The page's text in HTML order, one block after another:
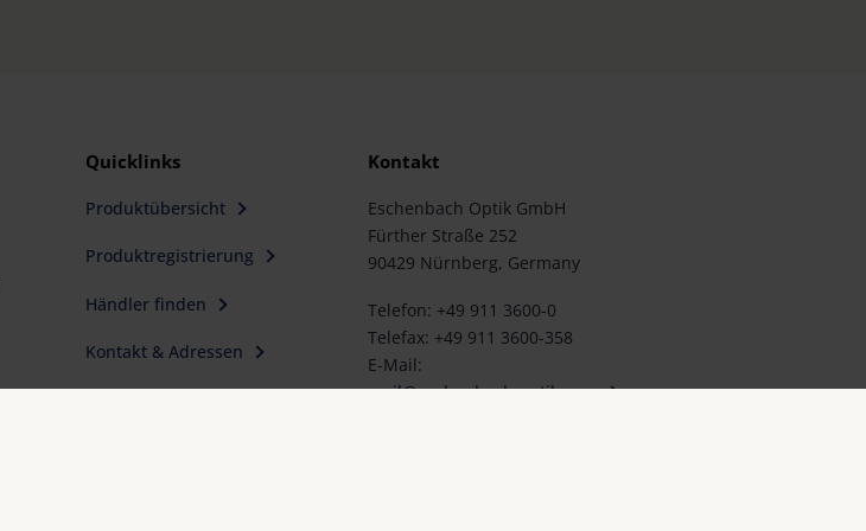
Quicklinks
Produktübersicht
Produktregistrierung
Händler finden
Kontakt & Adressen
Kontakt
Eschenbach Optik GmbH
Fürther Straße 252
90429 Nürnberg, Germany
Telefon: +49 911 3600-0
Telefax: +49 911 3600-358
E-Mail:
mail@eschenbach-optik.com